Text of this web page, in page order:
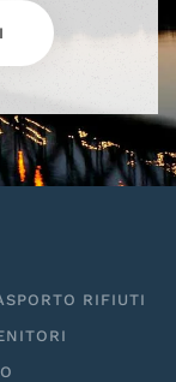
RIFIUTI